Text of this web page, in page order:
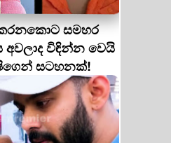
සමහර
අවලාද විඳින්න වෙයි
සටහනක්!